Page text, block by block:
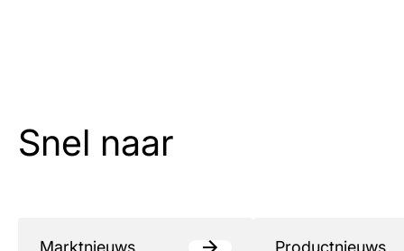
Snel naar
Marktnieuws Productnieuws